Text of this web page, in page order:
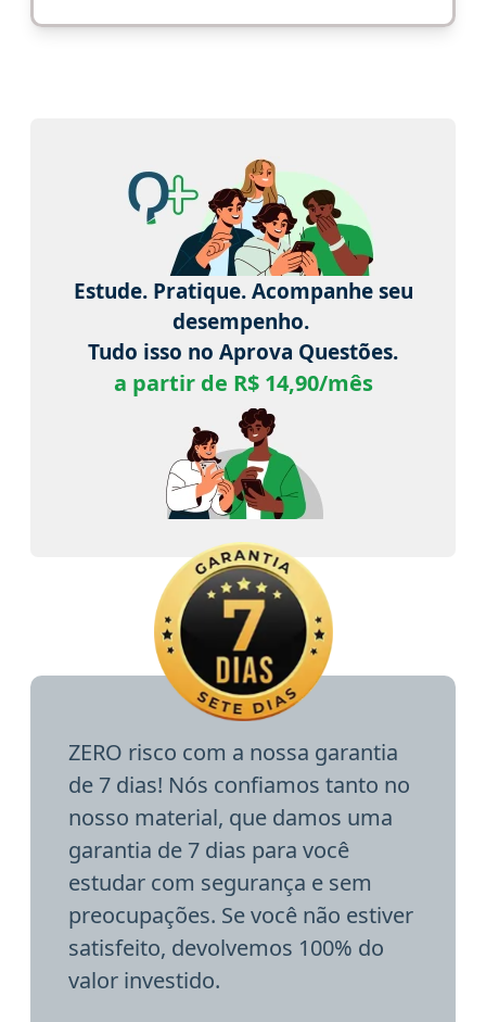
Estude. Pratique. Acompanhe seu
desempenho.
Tudo isso no Aprova Questões.
a partir de R$ 14,90/mês
ZERO risco com a nossa garantia
de 7 dias! Nós confiamos tanto no
nosso material, que damos uma
garantia de 7 dias para você
estudar com segurança e sem
preocupações. Se você não estiver
satisfeito, devolvemos 100% do
valor investido.